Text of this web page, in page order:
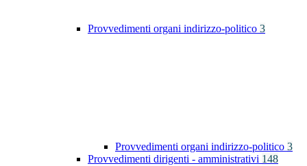
Provvedimenti organi indirizzo-politico 3
Provvedimenti organi indirizzo-politico 3
Provvedimenti dirigenti - amministrativi 148